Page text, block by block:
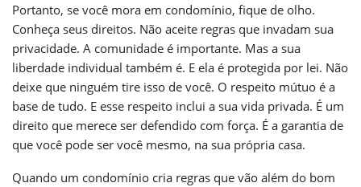
Portanto, se você mora em condomínio, fique de olho.
Conheça seus direitos. Não aceite regras que invadam sua
privacidade. A comunidade é importante. Mas a sua
liberdade individual também é. E ela é protegida por lei. Não
deixe que ninguém tire isso de você. O respeito mútuo é a
base de tudo. E esse respeito inclui a sua vida privada. É um
direito que merece ser defendido com força. É a garantia de
que você pode ser você mesmo, na sua própria casa.
Quando um condomínio cria regras que vão além do bom